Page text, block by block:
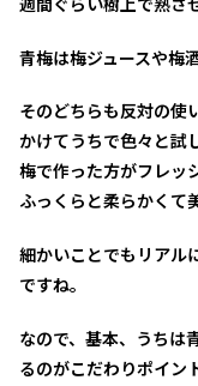
週間ぐらい樹上で熟さ
青梅は梅ジュースや梅
そのどちらも反対の使
かけてうちで色々と試
梅で作った方がフレッ
ふっくらと柔らかくて
細かいことでもリアル
ですね。
なので、基本、うちは
るのがこだわりポイン